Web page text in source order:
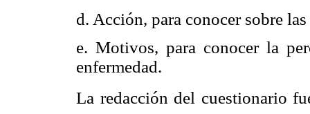
d. Acción, para conocer sobre
e. Motivos, para conocer la
enfermedad.
La redacción del cuestionario